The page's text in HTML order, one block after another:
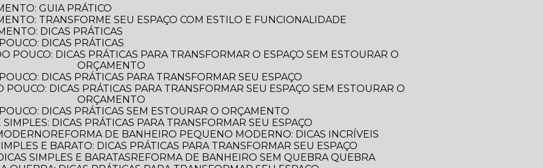
GUIA PRÁTICO
TRANSFORME SEU ESPAÇO COM ESTILO E FUNCIONALIDADE
DICAS PRÁTICAS
DICAS PRÁTICAS
ORÇAMENTO
DICAS PRÁTICAS PARA TRANSFORMAR SEU ESPAÇO
ORÇAMENTO
DICAS PRÁTICAS SEM ESTOURAR O ORÇAMENTO
DICAS PRÁTICAS PARA TRANSFORMAR SEU ESPAÇO
REFORMA DE BANHEIRO PEQUENO MODERNO: DICAS INCRÍVEIS
E BARATO: DICAS PRÁTICAS PARA TRANSFORMAR SEU ESPAÇO
SIMPLES E BARATAS
REFORMA DE BANHEIRO SEM QUEBRA QUEBRA